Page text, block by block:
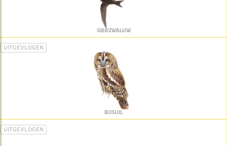
GIERZWALUW
UITGEVLOGEN
BOSUIL
UITGEVLOGEN